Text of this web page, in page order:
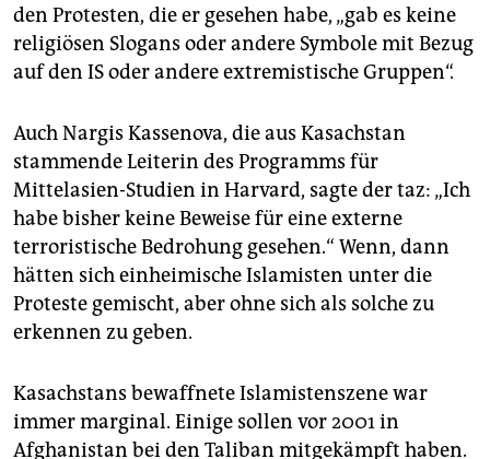
den Protesten, die er gesehen habe, „gab es keine
religiösen Slogans oder andere Symbole mit Bezug
auf den IS oder andere extremistische Gruppen“.
Auch Nargis Kassenova, die aus Kasachstan
stammende Leiterin des Programms für
Mittelasien-Studien in Harvard, sagte der taz: „Ich
habe bisher keine Beweise für eine externe
terroristische Bedrohung gesehen.“ Wenn, dann
hätten sich einheimische Islamisten unter die
Proteste gemischt, aber ohne sich als solche zu
erkennen zu geben.
Kasachstans bewaffnete Islamistenszene war
immer marginal. Einige sollen vor 2001 in
Afghanistan bei den Taliban mitgekämpft haben.